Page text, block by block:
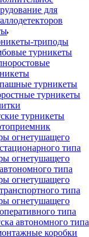
для
триподы
турникеты
турникеты
турникеты
турникеты
огнетушащего
типа
огнетушащего
типа
огнетушащего
типа
огнетушащего
типа
автономного типа
коробки